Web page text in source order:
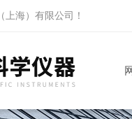
上海）有限公司 ！